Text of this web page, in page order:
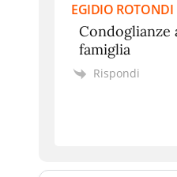
EGIDIO ROTONDI
famiglia
Rispondi